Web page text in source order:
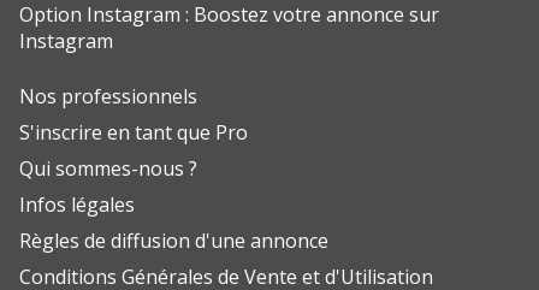
Option Instagram : Boostez votre annonce sur
Instagram
Nos professionnels
S'inscrire en tant que Pro
Qui sommes-nous ?
Infos légales
Règles de diffusion d'une annonce
Conditions Générales de Vente et d'Utilisation